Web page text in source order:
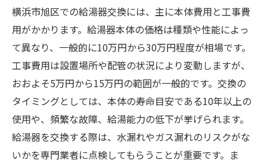
横浜市旭区での給湯器交換には、主に本体費用と工事費
用がかかります。給湯器本体の価格は種類や性能によっ
て異なり、一般的に10万円から30万円程度が相場です。
工事費用は設置場所や配管の状況により変動しますが、
おおよそ5万円から15万円の範囲が一般的です。交換の
タイミングとしては、本体の寿命目安である10年以上の
使用や、頻繁な故障、給湯能力の低下が挙げられます。
給湯器を交換する際は、水漏れやガス漏れのリスクがな
いかを専門業者に点検してもらうことが重要です。ま